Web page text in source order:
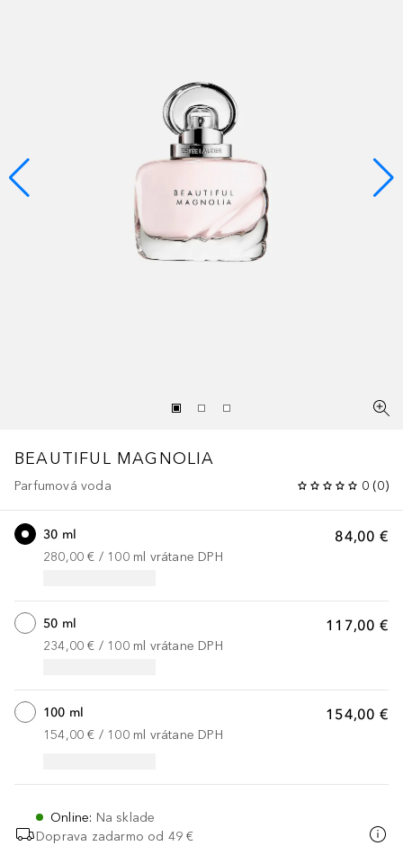
BEAUTIFUL MAGNOLIA
Parfumová voda 0 (0)
84,00 €
30 ml
280,00 € / 100 ml vrátane DPH
117,00 €
50 ml
234,00 € / 100 ml vrátane DPH
154,00 €
100 ml
154,00 € / 100 ml vrátane DPH
Online: Na sklade
Doprava zadarmo od 49 €